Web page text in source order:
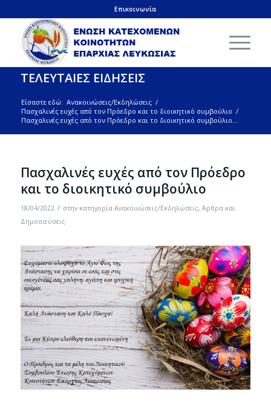
Επικοινωνία
ΤΕΛΕΥΤΑΙΕΣ ΕΙΔΗΣΕΙΣ
Είσαστε εδώ: Ανακοινώσεις/Εκδηλώσεις /
Πασχαλινές ευχές από τον Πρόεδρο και το διοικητικό συμβούλιο /
Πασχαλινές ευχές από τον Πρόεδρο και το διοικητικό συμβούλιο...
Πασχαλινές ευχές από τον Πρόεδρο
και το διοικητικό συμβούλιο
18/04/2022 / στην κατηγορία Ανακοινώσεις/Εκδηλώσεις, Άρθρα και
Δημοσιεύσεις